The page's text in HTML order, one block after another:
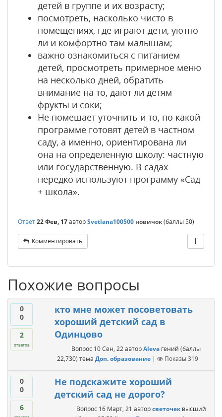
детей в группе и их возрасту;
посмотреть, насколько чисто в
помещениях, где играют дети, уютно
ли и комфортно там малышам;
важно ознакомиться с питанием
детей, просмотреть примерное меню
на несколько дней, обратить
внимание на то, дают ли детям
фрукты и соки;
Не помешает уточнить и то, по какой
программе готовят детей в частном
саду, а именно, ориентирована ли
она на определенную школу: частную
или государственную. В садах
нередко используют программу «Сад
+ школа».
Ответ22 Фев, 17авторSvetlana100500 новичок(баллы50)
Комментировать
Похожие вопросы
0
0
2
ответов
кто мне может посоветовать
хороший детский сад в
Одинцово
Вопрос 10 Сен, 22 авторAleva гений (баллы
22,730) тема Доп. образование | Показы319
0
0
6
Не подскажите хороший
детский сад не дорого?
Вопрос 16 Март, 21 авторсветочек высший